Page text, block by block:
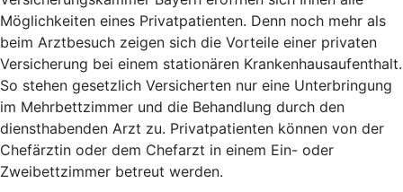
Möglichkeiten eines Privatpatienten. Denn noch mehr als
beim Arztbesuch zeigen sich die Vorteile einer privaten
Versicherung bei einem stationären Krankenhausaufenthalt.
So stehen gesetzlich Versicherten nur eine Unterbringung
im Mehrbettzimmer und die Behandlung durch den
diensthabenden Arzt zu. Privatpatienten können von der
Chefärztin oder dem Chefarzt in einem Ein- oder
Zweibettzimmer betreut werden.